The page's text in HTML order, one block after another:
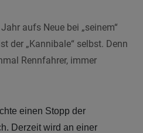
aufs Neue bei „seinem“
der „Kannibale“ selbst. Denn
Rennfahrer, immer
einen Stopp der
Derzeit wird an einer